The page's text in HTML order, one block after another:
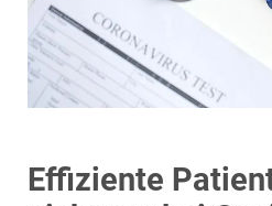
Effiziente